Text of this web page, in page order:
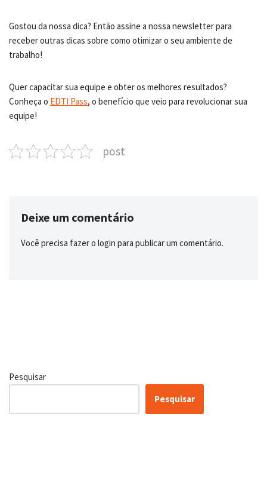
Gostou da nossa dica? Então assine a nossa newsletter para
receber outras dicas sobre como otimizar o seu ambiente de
trabalho!
Quer capacitar sua equipe e obter os melhores resultados?
Conheça o EDTI Pass, o benefício que veio para revolucionar sua
equipe!
post
Deixe um comentário
Você precisa fazer o login para publicar um comentário.
Pesquisar
Pesquisar